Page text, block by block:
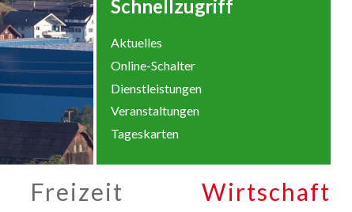
Schnellzugriff
Aktuelles
Online-Schalter
Dienstleistungen
Veranstaltungen
Tageskarten
Freizeit Wirtschaft